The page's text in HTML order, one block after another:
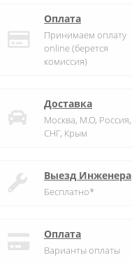
Оплата
Принимаем оплату
online (берется
комиссия)
Доставка
Москва, М.О, Россия,
СНГ, Крым
Выезд Инженера
Бесплатно*
Оплата
Варианты оплаты